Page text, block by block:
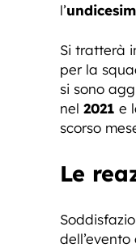
l’
Si tratterà
per la
si sono
nel 2021 e
scorso
Le